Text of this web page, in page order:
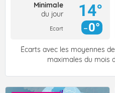
Minimale
du jour
Ecart
14°
0°
Écarts avec les moyennes
maximales du mois